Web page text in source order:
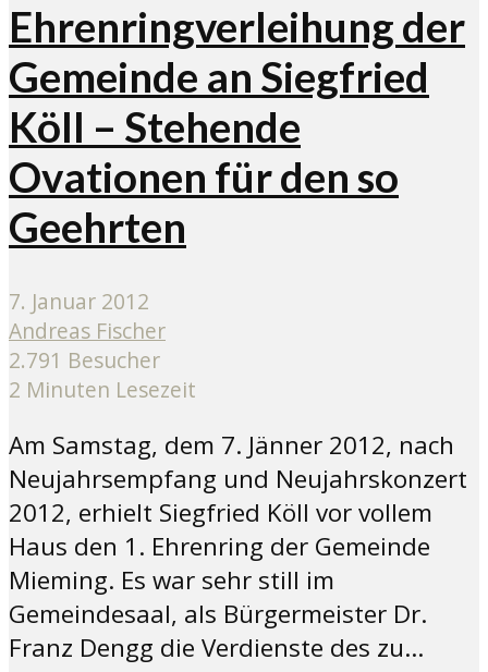
Ehrenringverleihung der
Gemeinde an Siegfried
Köll – Stehende
Ovationen für den so
Geehrten
7. Januar 2012
Andreas Fischer
2.791 Besucher
2 Minuten Lesezeit
Am Samstag, dem 7. Jänner 2012, nach
Neujahrsempfang und Neujahrskonzert
2012, erhielt Siegfried Köll vor vollem
Haus den 1. Ehrenring der Gemeinde
Mieming. Es war sehr still im
Gemeindesaal, als Bürgermeister Dr.
Franz Dengg die Verdienste des zu...